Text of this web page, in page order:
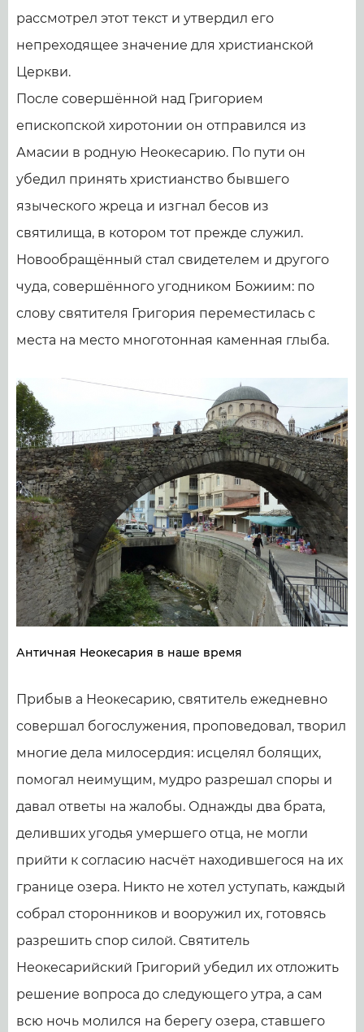
рассмотрел этот текст и утвердил его
непреходящее значение для христианской
Церкви.
После совершённой над Григорием
епископской хиротонии он отправился из
Амасии в родную Неокесарию. По пути он
убедил принять христианство бывшего
языческого жреца и изгнал бесов из
святилища, в котором тот прежде служил.
Новообращённый стал свидетелем и другого
чуда, совершённого угодником Божиим: по
слову святителя Григория переместилась с
места на место многотонная каменная глыба.
Античная Неокесария в наше время
Прибыв а Неокесарию, святитель ежедневно
совершал богослужения, проповедовал, творил
многие дела милосердия: исцелял болящих,
помогал неимущим, мудро разрешал споры и
давал ответы на жалобы. Однажды два брата,
деливших угодья умершего отца, не могли
прийти к согласию насчёт находившегося на их
границе озера. Никто не хотел уступать, каждый
собрал сторонников и вооружил их, готовясь
разрешить спор силой. Святитель
Неокесарийский Григорий убедил их отложить
решение вопроса до следующего утра, а сам
всю ночь молился на берегу озера, ставшего